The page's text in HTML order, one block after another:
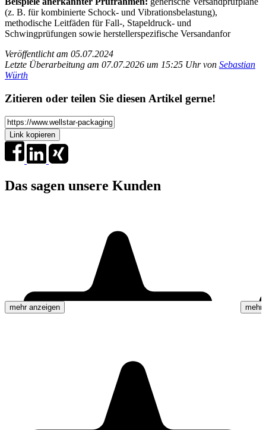
(z. B. für kombinierte Schock- und Vibrationsbelastung),
methodische Leitfäden für Fall-, Stapeldruck- und
Schwingprüfungen sowie herstellerspezifische Versandanfor
Veröffentlicht am 05.07.2024
Letzte Überarbeitung am 07.07.2026 um 15:25 Uhr von Sebastian
Würth
Zitieren oder teilen Sie diesen Artikel gerne!
Link kopieren
Das sagen unsere Kunden
mehr anzeigen mehr